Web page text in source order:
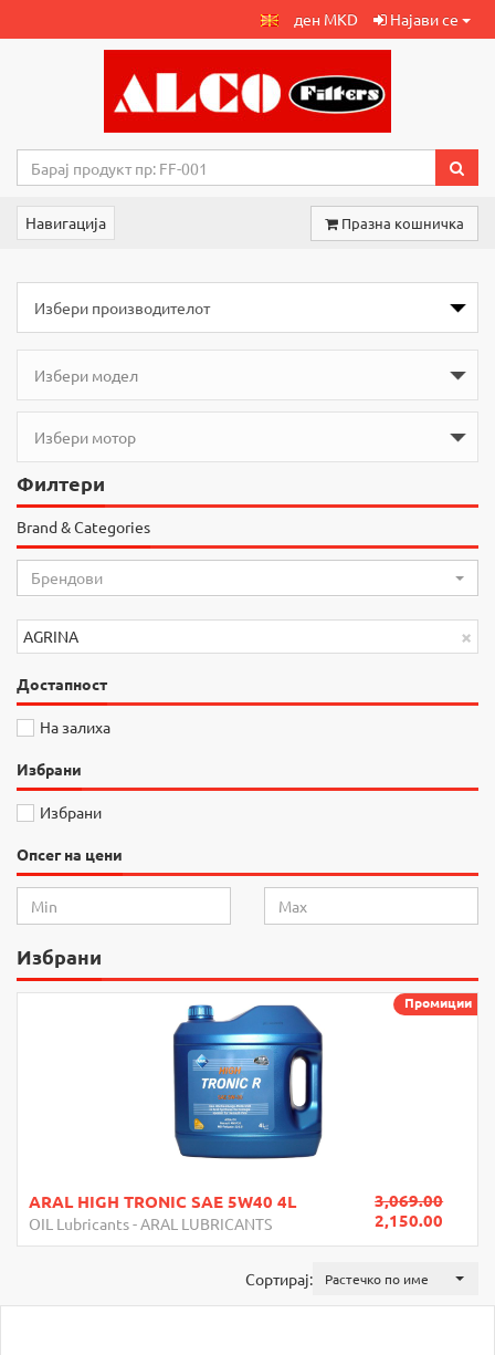
ден MKD Најави се
Навигација Празна кошничка
Филтери
Brand & Categories
Брендови
×
AGRINA
Достапност
На залиха
Избрани
Избрани
Опсег на цени
Избрани
Промиции
3,069.00
2,150.00
ARAL HIGH TRONIC SAE 5W40 4L
OIL Lubricants-ARAL LUBRICANTS
Сортирај: Растечко по име